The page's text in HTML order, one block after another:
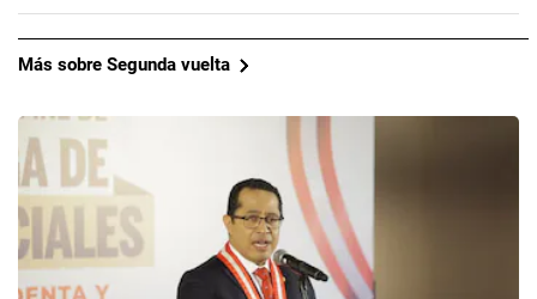
Más sobre Segunda vuelta